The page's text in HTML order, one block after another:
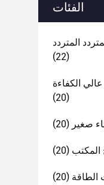
الفئات
المتردد
(22)
الكفاءة
(20)
صغير (20)
(20)
الطاقة (20)